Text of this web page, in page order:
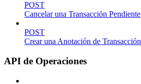
POST
Cancelar una Transacción Pendiente
POST
Crear una Anotación de Transacción
API de Operaciones